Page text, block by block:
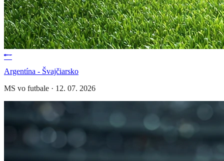
Argentína - Švajčiarsko
MS vo futbale · 12. 07. 2026